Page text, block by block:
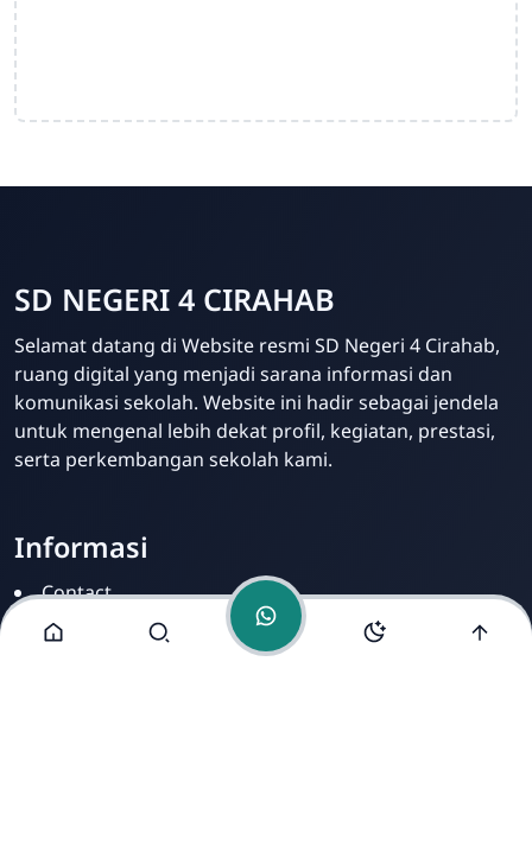
Admin
Online
SD NEGERI 4 CIRAHAB
Selamat datang di Website resmi SD Negeri 4 Cirahab,
ruang digital yang menjadi sarana informasi dan
komunikasi sekolah. Website ini hadir sebagai jendela
untuk mengenal lebih dekat profil, kegiatan, prestasi,
serta perkembangan sekolah kami.
Informasi
Contact
Disclamer